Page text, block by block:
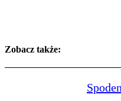
Zobacz także: